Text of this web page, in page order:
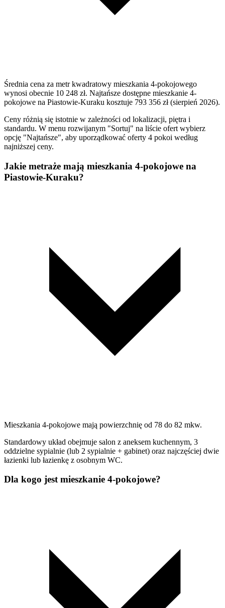
Średnia cena za metr kwadratowy mieszkania 4-pokojowego
wynosi obecnie 10 248 zł. Najtańsze dostępne mieszkanie 4-
pokojowe na Piastowie-Kuraku kosztuje 793 356 zł (sierpień 2026).
Ceny różnią się istotnie w zależności od lokalizacji, piętra i
standardu. W menu rozwijanym "Sortuj" na liście ofert wybierz
opcję "Najtańsze", aby uporządkować oferty 4 pokoi według
najniższej ceny.
Jakie metraże mają mieszkania 4-pokojowe na
Piastowie-Kuraku?
Mieszkania 4-pokojowe mają powierzchnię od 78 do 82 mkw.
Standardowy układ obejmuje salon z aneksem kuchennym, 3
oddzielne sypialnie (lub 2 sypialnie + gabinet) oraz najczęściej dwie
łazienki lub łazienkę z osobnym WC.
Dla kogo jest mieszkanie 4-pokojowe?